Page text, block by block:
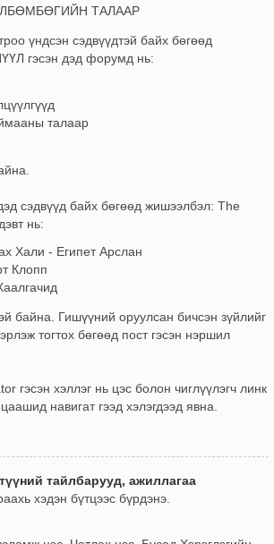
ТАЛААР
үндсэн сэдвүүдтэй байх бөгөөд
гэсэн дэд форумд нь:
талаар
сэдвүүд байх бөгөөд жишээлбэл: The
нь:
Хали - Египет Арслан
Клопп
байна. Гишүүний оруулсан бичсэн зүйлийг
тогтох бөгөөд пост гэсэн нэршил
гэсэн хэллэг нь цэс болон чиглүүлэгч линк
навигат гээд хэлэгдээд явна.
тайлбарууд, ажиллагаа
хэдэн бүтцээс бүрдэнэ.